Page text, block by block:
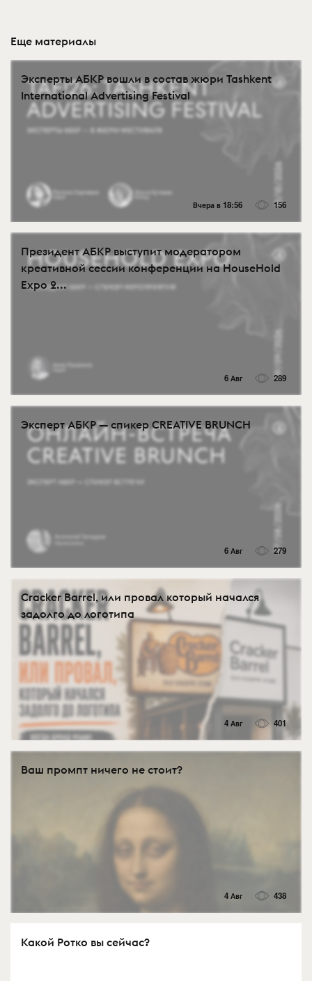
Еще материалы
Эксперты АБКР вошли в состав жюри Tashkent
International Advertising Festival
Вчера в 18:56 156
Президент АБКР выступит модератором
креативной сессии конференции на HouseHold
Expo 2...
6 Авг 289
Эксперт АБКР — спикер CREATIVE BRUNCH
6 Авг 279
Cracker Barrel, или провал который начался
задолго до логотипа
4 Авг 401
Ваш промпт ничего не стоит?
4 Авг 438
Какой Ротко вы сейчас?